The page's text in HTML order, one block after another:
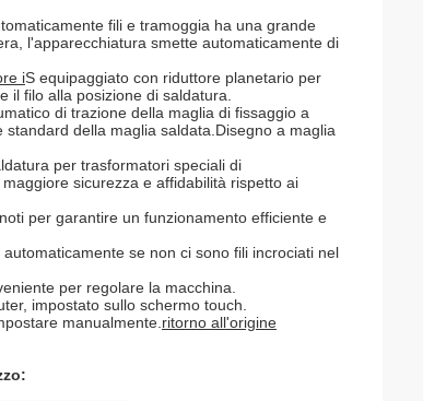
fili e tramoggia ha una grande
l'apparecchiatura smette automaticamente di
iS equipaggiato con riduttore planetario per
il filo alla posizione di saldatura.
di trazione della maglia di fissaggio a
della maglia saldata.Disegno a maglia
per trasformatori speciali di
sicurezza e affidabilità rispetto ai
per garantire un funzionamento efficiente e
se non ci sono fili incrociati nel
per regolare la macchina.
impostato sullo schermo touch.
manualmente. ritorno all'origine